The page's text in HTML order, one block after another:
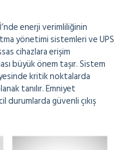
enerji verimliliğinin
yönetimi sistemleri ve UPS
cihazlara erişim
büyük önem taşır. Sistem
kritik noktalarda
tanılır. Emniyet
durumlarda güvenli çıkış